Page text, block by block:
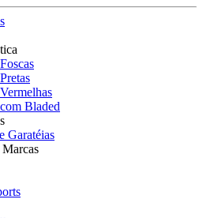
Bladed
Garatéias